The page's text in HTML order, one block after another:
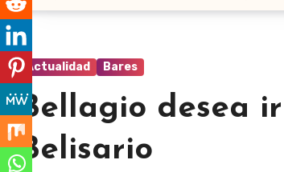
Actualidad Bares
Bellagio desea
Belisario